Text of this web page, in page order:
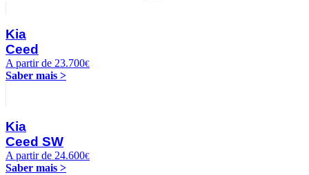
Kia
Ceed
A partir de 23.700€
Saber mais >
Kia
Ceed SW
A partir de 24.600€
Saber mais >